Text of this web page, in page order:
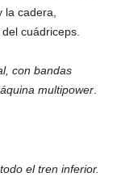
cadera,
cuádriceps.
con bandas
multipower
el tren inferior.